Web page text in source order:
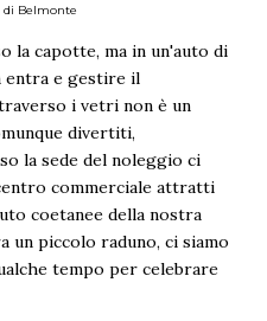
di Belmonte
la capotte, ma in un'auto di
entra e gestire il
i vetri non è un
divertiti,
la sede del noleggio ci
commerciale attratti
coetanee della nostra
un piccolo raduno, ci siamo
tempo per celebrare